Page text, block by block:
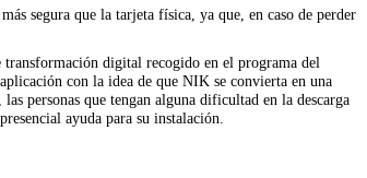
segura que la tarjeta física, ya que, en caso de perder
digital recogido en el programa del
con la idea de que NIK se convierta en una
personas que tengan alguna dificultad en la descarga
ayuda para su instalación.